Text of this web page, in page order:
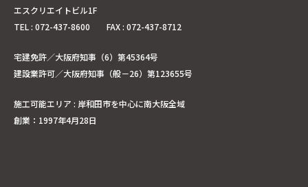
エスクリエイトビル1F
TEL : 072-437-8600 FAX : 072-437-8712
宅建免許／大阪府知事（6）第45364号
建設業許可／大阪府知事（般－26）第123655号
施工可能エリア : 岸和田市を中心に南大阪全域
創業：1997年4月28日